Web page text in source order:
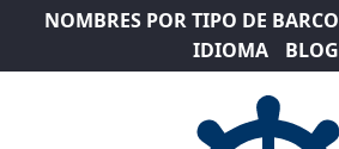
NOMBRES POR TIPO DE BARCO
IDIOMA
BLOG